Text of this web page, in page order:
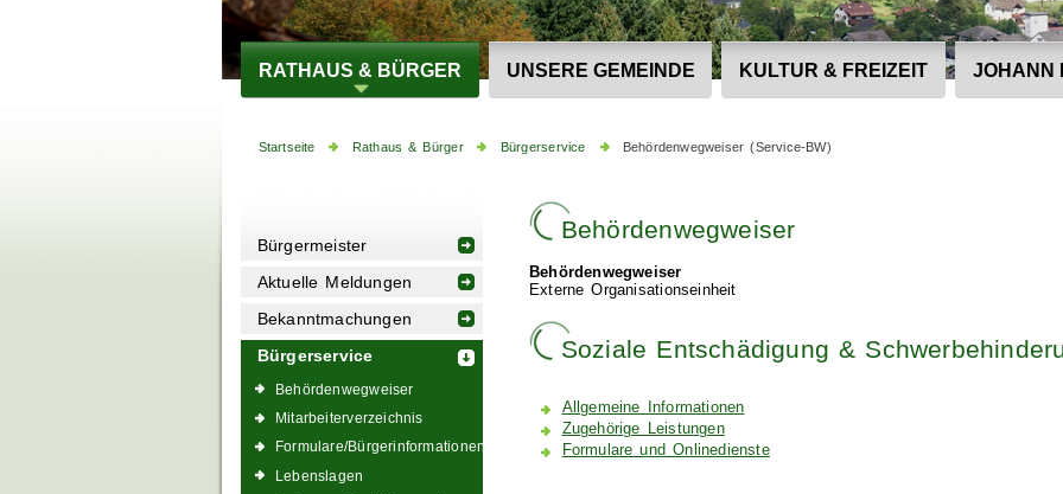
RATHAUS & BÜRGER UNSERE GEMEINDE KULTUR & FREIZEIT JOHANN
Startseite Rathaus & Bürger Bürgerservice Behördenwegweiser (Service-BW)
Bürgermeister
Aktuelle Meldungen
Bekanntmachungen
Bürgerservice
Behördenwegweiser
Mitarbeiterverzeichnis
Formulare/Bürgerinformationen
Lebenslagen
Behördenwegweiser
Behördenwegweiser
Externe Organisationseinheit
Soziale Entschädigung &
Allgemeine Informationen
Zugehörige Leistungen
Formulare und Onlinedienste